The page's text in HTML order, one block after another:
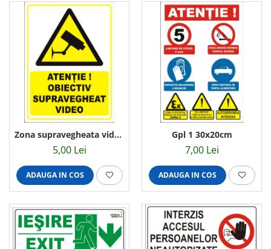
Zona supravegheata video
L 20x15cm
5,00 Lei
ADAUGA IN COS
Gpl 1 30x20cm
7,00 Lei
ADAUGA IN COS